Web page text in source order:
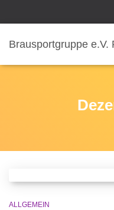
Brausportgruppe e.V.
ALLGEMEIN